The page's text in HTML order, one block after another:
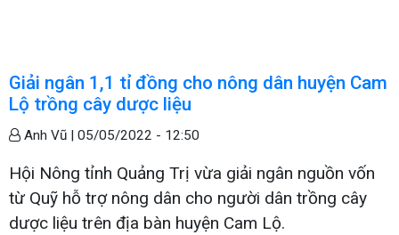
Giải ngân 1,1 tỉ đồng cho nông dân huyện Cam
Lộ trồng cây dược liệu
Anh Vũ | 05/05/2022 - 12:50
Hội Nông tỉnh Quảng Trị vừa giải ngân nguồn vốn
từ Quỹ hỗ trợ nông dân cho người dân trồng cây
dược liệu trên địa bàn huyện Cam Lộ.